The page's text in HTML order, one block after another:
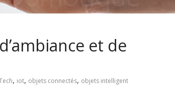
et de
, iot, objets connectés, objets intelligent